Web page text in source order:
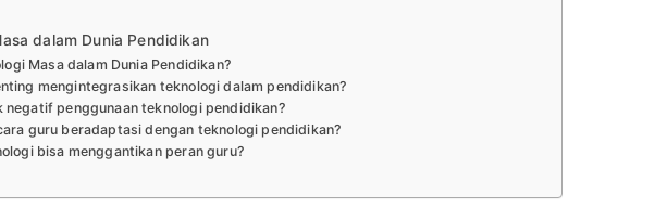
dalam Dunia Pendidikan
Masa dalam Dunia Pendidikan?
mengintegrasikan teknologi dalam pendidikan?
negatif penggunaan teknologi pendidikan?
guru beradaptasi dengan teknologi pendidikan?
bisa menggantikan peran guru?